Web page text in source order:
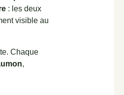
: les deux
visible au
Chaque
,